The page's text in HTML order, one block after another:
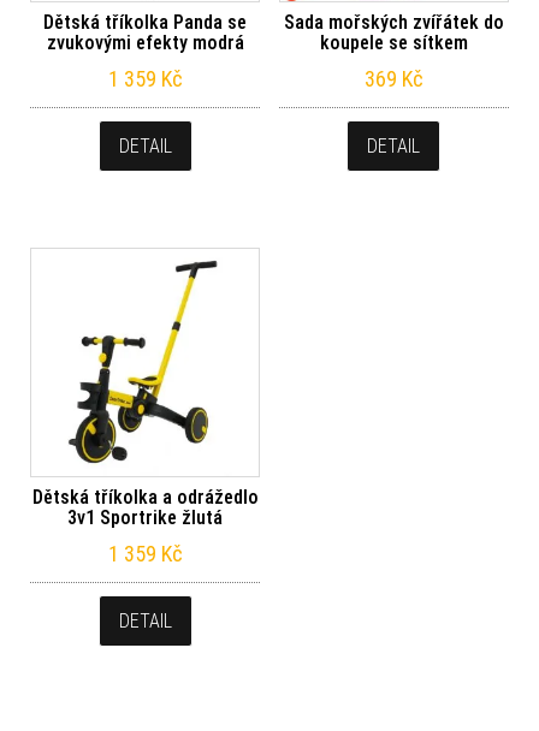
Dětská tříkolka Panda se
zvukovými efekty modrá
1 359 Kč
DETAIL
Sada mořských zvířátek do
koupele se sítkem
369 Kč
DETAIL
Dětská tříkolka a odrážedlo
3v1 Sportrike žlutá
1 359 Kč
DETAIL